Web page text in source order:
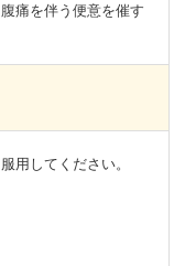
痛を伴う便意を催す
用してください。